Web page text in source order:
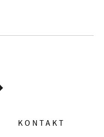
KONTAKT